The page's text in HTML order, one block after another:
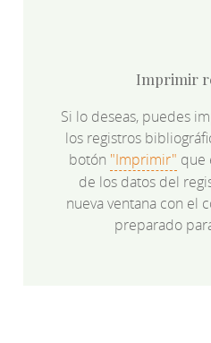
Imprimir
Si lo deseas, puedes
los registros
botón "Imprimir" que
de los datos del
nueva ventana con el
preparado